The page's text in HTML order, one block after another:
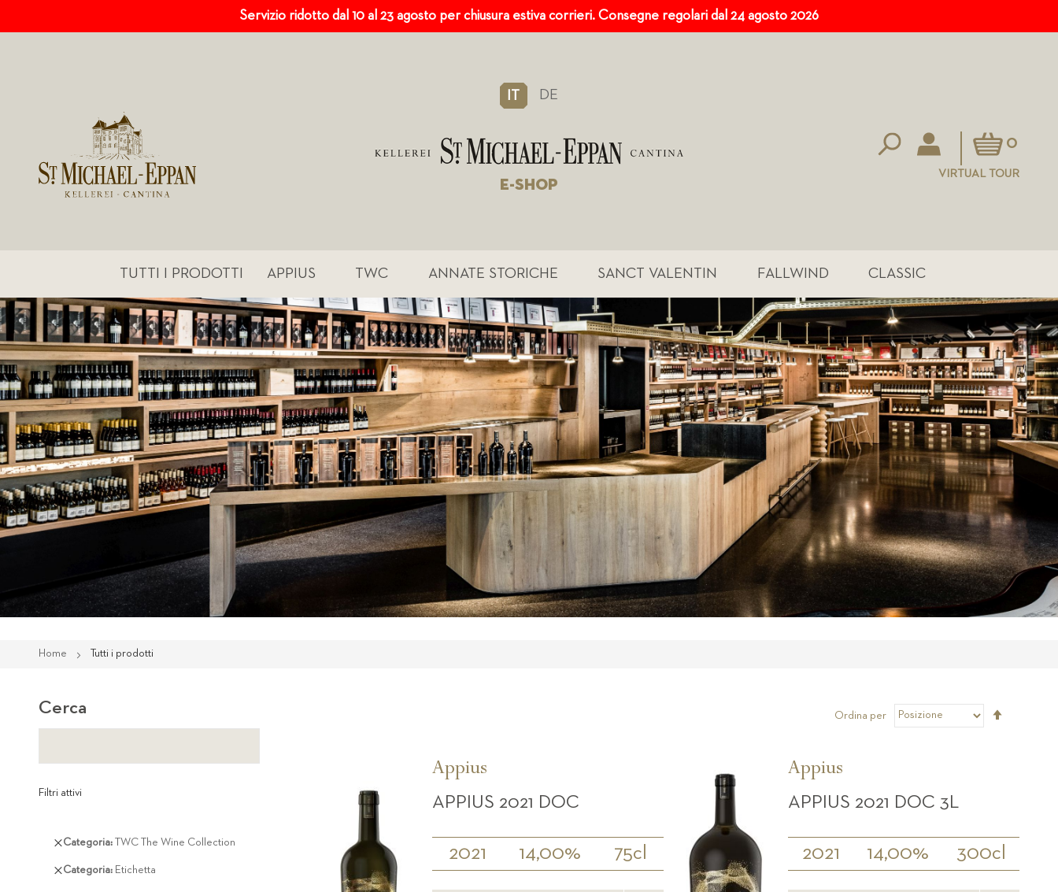
Servizio ridotto dal 10 al 23 agosto per chiusura estiva corrieri. Consegne regolari dal 24 agosto 2026
IT DE
E-SHOP
Carrello0
VIRTUAL TOUR
TUTTI I PRODOTTI APPIUS TWC ANNATE STORICHE SANCT VALENTIN FALLWIND CLASSIC
Home Tutti i prodotti
Ordina per
Appius
APPIUS 2021 DOC
2021 14,00% 75cl
Appius
APPIUS 2021 DOC 3L
2021 14,00% 300cl
Cerca
Filtri attivi
Categoria TWC The Wine Collection
Rimuovi
articolo
Categoria Etichetta
Rimuovi